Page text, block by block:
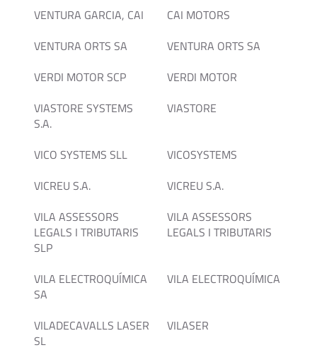
VENTURA GARCIA, CAI
CAI MOTORS
VENTURA ORTS SA
VENTURA ORTS SA
VERDI MOTOR SCP
VERDI MOTOR
VIASTORE SYSTEMS
S.A.
VIASTORE
VICO SYSTEMS SLL
VICOSYSTEMS
VICREU S.A.
VICREU S.A.
VILA ASSESSORS
LEGALS I TRIBUTARIS
SLP
VILA ASSESSORS
LEGALS I TRIBUTARIS
VILA ELECTROQUÍMICA
SA
VILA ELECTROQUÍMICA
VILADECAVALLS LASER
SL
VILASER